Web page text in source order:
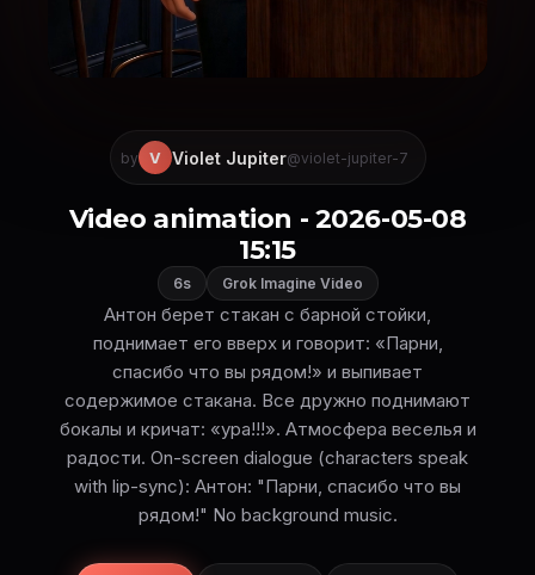
by V Violet Jupiter@violet-jupiter-7
Video animation - 2026-05-08
15:15
6s Grok Imagine Video
Антон берет стакан с барной стойки,
поднимает его вверх и говорит: «Парни,
спасибо что вы рядом!» и выпивает
содержимое стакана. Все дружно поднимают
бокалы и кричат: «ура!!!». Атмосфера веселья и
радости. On-screen dialogue (characters speak
with lip-sync): Антон: "Парни, спасибо что вы
рядом!" No background music.